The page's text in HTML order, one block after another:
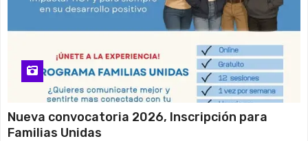
Nueva convocatoria 2026, Inscripción para
Familias Unidas